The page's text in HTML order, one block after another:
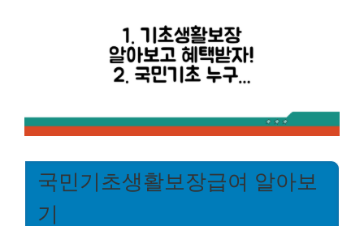
국민기초생활보장급여 알아보
기